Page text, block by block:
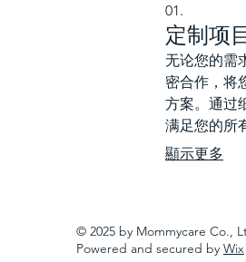
01.
定制项
无论您的需
密合作，将
方案。通过
满足您的所
顯示更多
© 2025 by Mommycare Co.,
Powered and secured by Wix